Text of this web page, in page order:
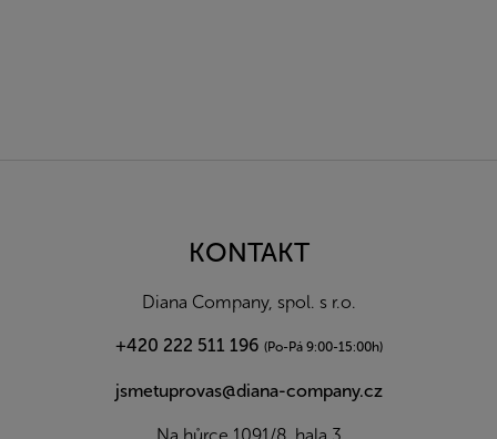
KONTAKT
Diana Company, spol. s r.o.
+420 222 511 196 (Po-Pá 9:00-15:00h)
jsmetuprovas@diana-company.cz